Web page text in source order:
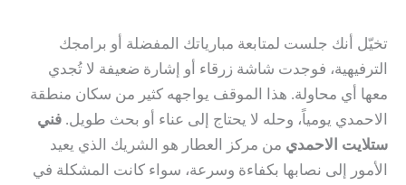
تخيّل أنك جلست لمتابعة مبارياتك المفضلة أو برامجك
الترفيهية، فوجدت شاشة زرقاء أو إشارة ضعيفة لا تُجدي
معها أي محاولة. هذا الموقف يواجهه كثير من سكان منطقة
الاحمدي يومياً، وحله لا يحتاج إلى عناء أو بحث طويل. فني
ستلايت الاحمدي من مركز العطار هو الشريك الذي يعيد
الأمور إلى نصابها بكفاءة وسرعة، سواء كانت المشكلة في